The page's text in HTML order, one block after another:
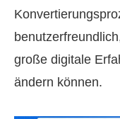
große digitale
ändern können.